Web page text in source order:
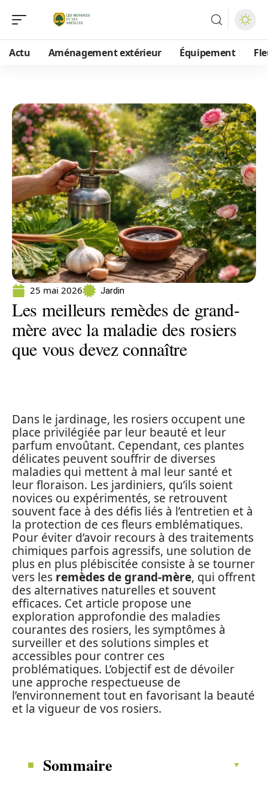
Actu Aménagement extérieur Équipement
25 mai 2026 Jardin
Les meilleurs remèdes de grand-
mère avec la maladie des rosiers
que vous devez connaître
Dans le jardinage, les rosiers occupent une
place privilégiée par leur beauté et leur
parfum envoûtant. Cependant, ces plantes
délicates peuvent souffrir de diverses
maladies qui mettent à mal leur santé et
leur floraison. Les jardiniers, qu’ils soient
novices ou expérimentés, se retrouvent
souvent face à des défis liés à l’entretien et à
la protection de ces fleurs emblématiques.
Pour éviter d’avoir recours à des traitements
chimiques parfois agressifs, une solution de
plus en plus plébiscitée consiste à se tourner
vers les remèdes de grand-mère, qui offrent
des alternatives naturelles et souvent
efficaces. Cet article propose une
exploration approfondie des maladies
courantes des rosiers, les symptômes à
surveiller et des solutions simples et
accessibles pour contrer ces
problématiques. L’objectif est de dévoiler
une approche respectueuse de
l’environnement tout en favorisant la beauté
et la vigueur de vos rosiers.
Sommaire